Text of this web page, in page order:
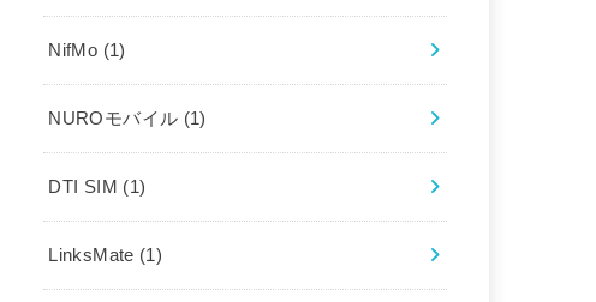
NifMo (1)
NUROモバイル (1)
DTI SIM (1)
LinksMate (1)